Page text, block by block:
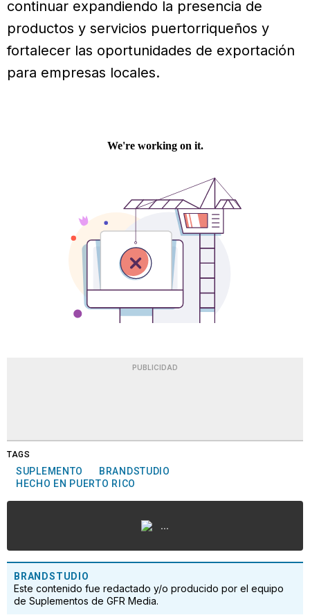
continuar expandiendo la presencia de
productos y servicios puertorriqueños y
fortalecer las oportunidades de exportación
para empresas locales.
PUBLICIDAD
TAGS
SUPLEMENTO
BRANDSTUDIO
HECHO EN PUERTO RICO
...
BRANDSTUDIO
Este contenido fue redactado y/o producido por el equipo
de Suplementos de GFR Media.